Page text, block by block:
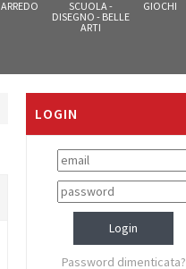
ARREDO
SCUOLA -
DISEGNO - BELLE
ARTI
GIOCHI
LOGIN
Password dimenticata?